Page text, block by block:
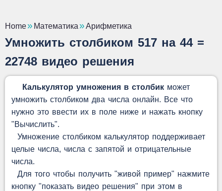
Home Математика Арифметика
Умножить столбиком 517 на 44 =
22748 видео решения
Калькулятор умножения в столбик может
умножить столбиком два числа онлайн. Все что
нужно это ввести их в поле ниже и нажать кнопку
"Вычислить".
Умножение столбиком калькулятор поддерживает
целые числа, числа с запятой и отрицательные
числа.
Для того чтобы получить "живой пример" нажмите
кнопку "показать видео решения" при этом в